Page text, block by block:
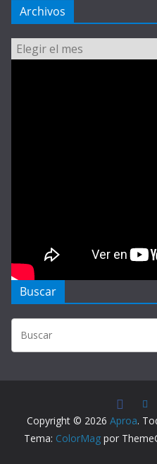
Archivos
Archivos
Buscar
Copyright © 2026 Aproa.
Tema: ColorMagpor